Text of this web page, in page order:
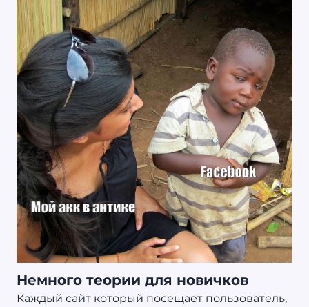
Немного теории для новичков
Каждый сайт который посещает пользователь,